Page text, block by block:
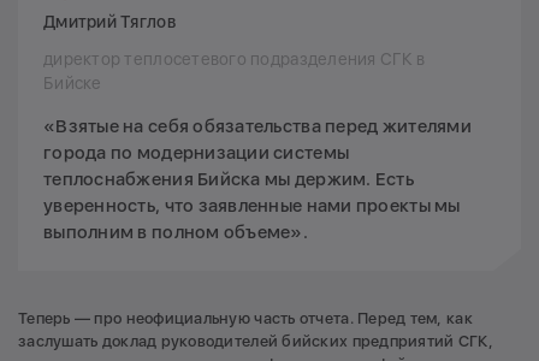
Дмитрий Тяглов
директор теплосетевого подразделения СГК в
Бийске
«Взятые на себя обязательства перед жителями
города по модернизации системы
теплоснабжения Бийска мы держим. Есть
уверенность, что заявленные нами проекты мы
выполним в полном объеме».
Теперь — про неофициальную часть отчета. Перед тем, как
заслушать доклад руководителей бийских предприятий СГК,